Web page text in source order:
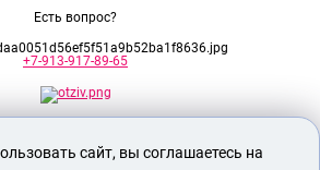
Есть вопрос?
+7-913-917-89-65
для лиц старше 18 лет!
сайт, вы соглашаетесь на